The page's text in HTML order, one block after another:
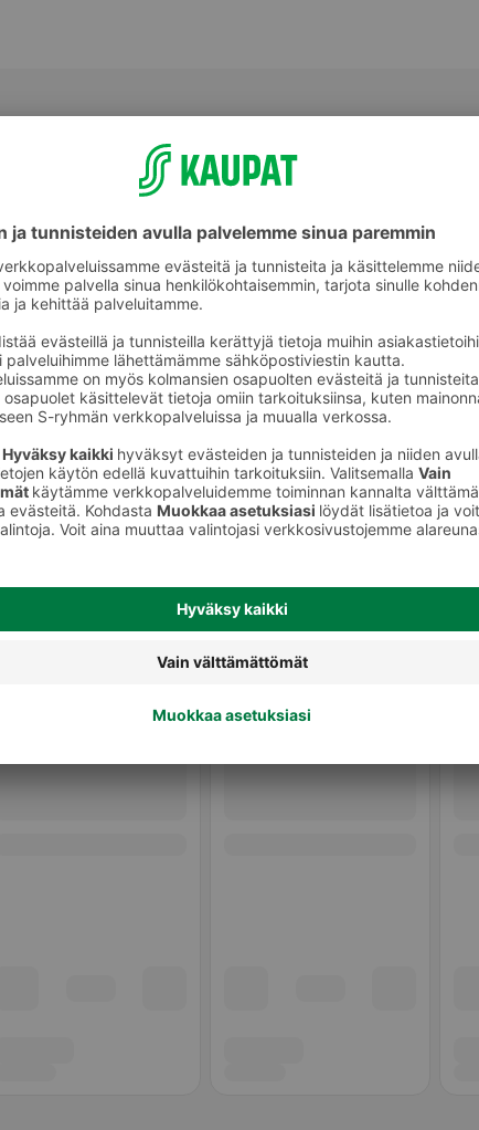
Mausteseokset